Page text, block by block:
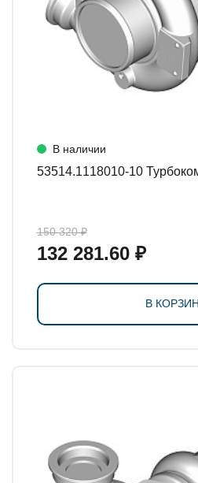
В наличии
53514.1118010-
150 320 ₽
132 281.60 ₽
В